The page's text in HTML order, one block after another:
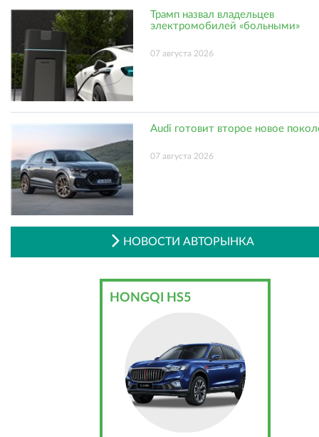
Трамп назвал владельцев
электромобилей «больными»
07 августа 2026
Audi готовит второе новое
07 августа 2026
НОВОСТИ АВТОРЫНКА
HONGQI HS5